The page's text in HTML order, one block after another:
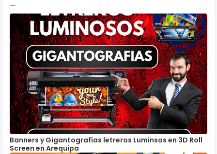
Banners y Gigantografías letreros Luminsos en 3D Roll
Screen en Arequipa